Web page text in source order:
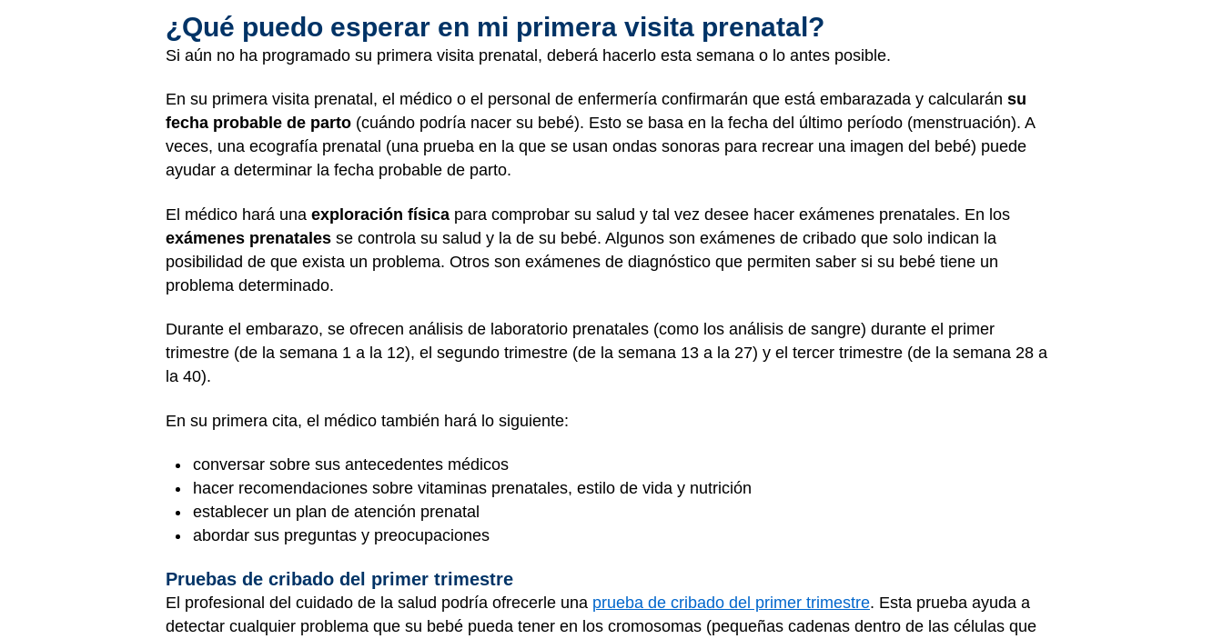
¿Qué puedo esperar en mi primera visita prenatal?
Si aún no ha programado su primera visita prenatal, deberá hacerlo esta semana o lo antes posible.
En su primera visita prenatal, el médico o el personal de enfermería confirmarán que está embarazada y calcularán su
fecha probable de parto (cuándo podría nacer su bebé). Esto se basa en la fecha del último período (menstruación). A
veces, una ecografía prenatal (una prueba en la que se usan ondas sonoras para recrear una imagen del bebé) puede
ayudar a determinar la fecha probable de parto.
El médico hará una exploración física para comprobar su salud y tal vez desee hacer exámenes prenatales. En los
exámenes prenatales se controla su salud y la de su bebé. Algunos son exámenes de cribado que solo indican la
posibilidad de que exista un problema. Otros son exámenes de diagnóstico que permiten saber si su bebé tiene un
problema determinado.
Durante el embarazo, se ofrecen análisis de laboratorio prenatales (como los análisis de sangre) durante el primer
trimestre (de la semana 1 a la 12), el segundo trimestre (de la semana 13 a la 27) y el tercer trimestre (de la semana 28 a
la 40).
En su primera cita, el médico también hará lo siguiente:
conversar sobre sus antecedentes médicos
hacer recomendaciones sobre vitaminas prenatales, estilo de vida y nutrición
establecer un plan de atención prenatal
abordar sus preguntas y preocupaciones
Pruebas de cribado del primer trimestre
El profesional del cuidado de la salud podría ofrecerle una prueba de cribado del primer trimestre. Esta prueba ayuda a
detectar cualquier problema que su bebé pueda tener en los cromosomas (pequeñas cadenas dentro de las células que